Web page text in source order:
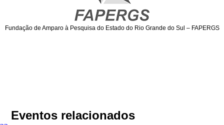
Fundação de Amparo à Pesquisa do Estado do Rio Grande do Sul – FAPERGS
Eventos relacionados